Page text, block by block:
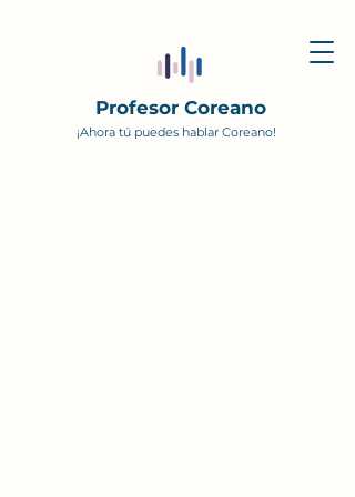
Profesor Coreano
¡Ahora tú puedes hablar Coreano!